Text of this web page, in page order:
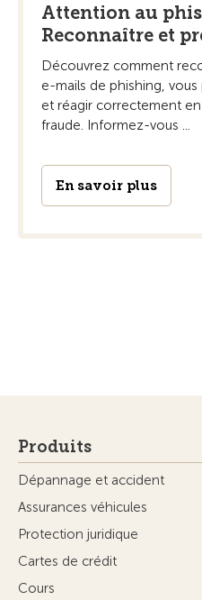
Attention au
Reconnaître et
Découvrez comment
e-mails de phishing,
et réagir correctement
fraude. Informez-vous ...
En savoir plus
Produits
Dépannage et accident
Assurances véhicules
Protection juridique
Cartes de crédit
Cours